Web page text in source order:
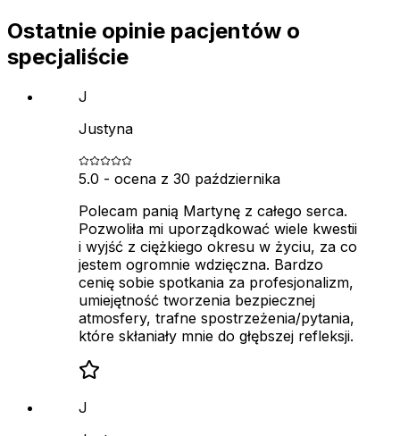
Ostatnie opinie pacjentów o
specjaliście
J
Justyna
5.0 - ocena z 30 października
Polecam panią Martynę z całego serca.
Pozwoliła mi uporządkować wiele kwestii
i wyjść z ciężkiego okresu w życiu, za co
jestem ogromnie wdzięczna. Bardzo
cenię sobie spotkania za profesjonalizm,
umiejętność tworzenia bezpiecznej
atmosfery, trafne spostrzeżenia/pytania,
które skłaniały mnie do głębszej refleksji.
J